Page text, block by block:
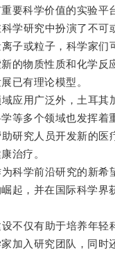
要科学价值的实验平
研究中扮演了不可
或粒子，科学家们
的物质性质和化学反
已有理论模型。
用广泛外，土耳其
等多个领域也发挥着
究人员开发新的医
治疗。
学前沿研究的新希
起，并在国际科学界
仅有助于培养年轻
加入研究团队，同时